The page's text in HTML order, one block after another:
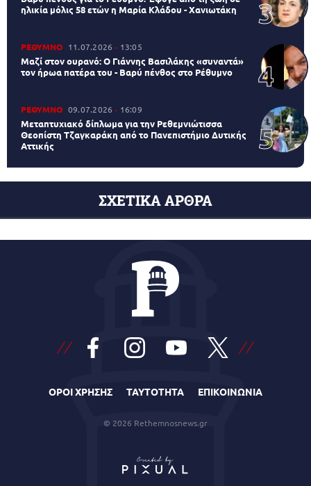
ηλικία μόλις 58 ετών η Μαρία Κλάδου - Χανιωτάκη
ΡΕΘΥΜΝΟ 11.07.2026 13:05
Μαζί στον ουρανό: Ο Γιάννης Βασιλάκης «συναντά»
τον ήρωα πατέρα του - Βαρύ πένθος στο Ρέθυμνο
ΡΕΘΥΜΝΟ 09.07.2026 16:09
Μεταπτυχιακό δίπλωμα για την Ρεθεμνιώτισσα
Θεοπίστη Τζαγκαράκη από το Πανεπιστήμιο Δυτικής
Αττικής
ΣΧΕΤΙΚΑ ΑΡΘΡΑ
ΟΡΟΙ ΧΡΗΣΗΣ ΤΑΥΤΟΤΗΤΑ ΕΠΙΚΟΙΝΩΝΙΑ
© 2026 Rethemnosnews.gr